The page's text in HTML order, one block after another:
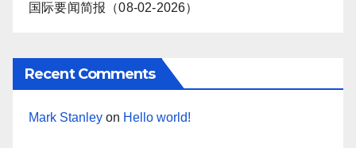
国际要闻简报（08-02-2026）
Recent Comments
Mark Stanley on Hello world!